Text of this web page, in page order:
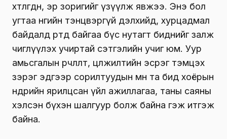
хөтлөгдөн, эр зоригийг үзүүлж явжээ. Энэ бол
угтаа өнөөгийн тэнцвэргүй дэлхийд, хурцадмал
байдалд өртөөд байгаа бүс нутагт биднийг залж
чиглүүлэх учиртай сэтгэлийн учиг юм. Уур
амьсгалын өөрчлөлт, цөлжилтийн эсрэг тэмцэх
зэрэг эдгээр сорилтуудын өмнө та бид хоёрын
өнөөдрийн ярилцсан үйл ажиллагаа, таны саяны
хэлсэн бүхэн шалгуур болж байна гэж итгэж
байна.